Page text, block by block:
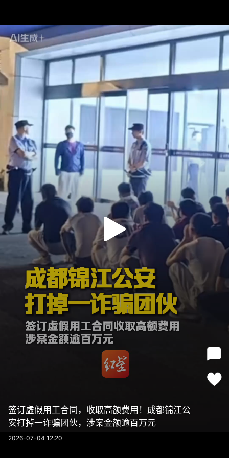
签订虚假用工合同，收取高额费用！成都锦江公
安打掉一诈骗团伙，涉案金额逾百万元
2026-07-04 12:20